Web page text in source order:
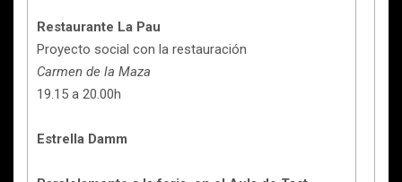
Restaurante La Pau
Proyecto social con la restauración
Carmen de la Maza
19.15 a 20.00h
Estrella Damm